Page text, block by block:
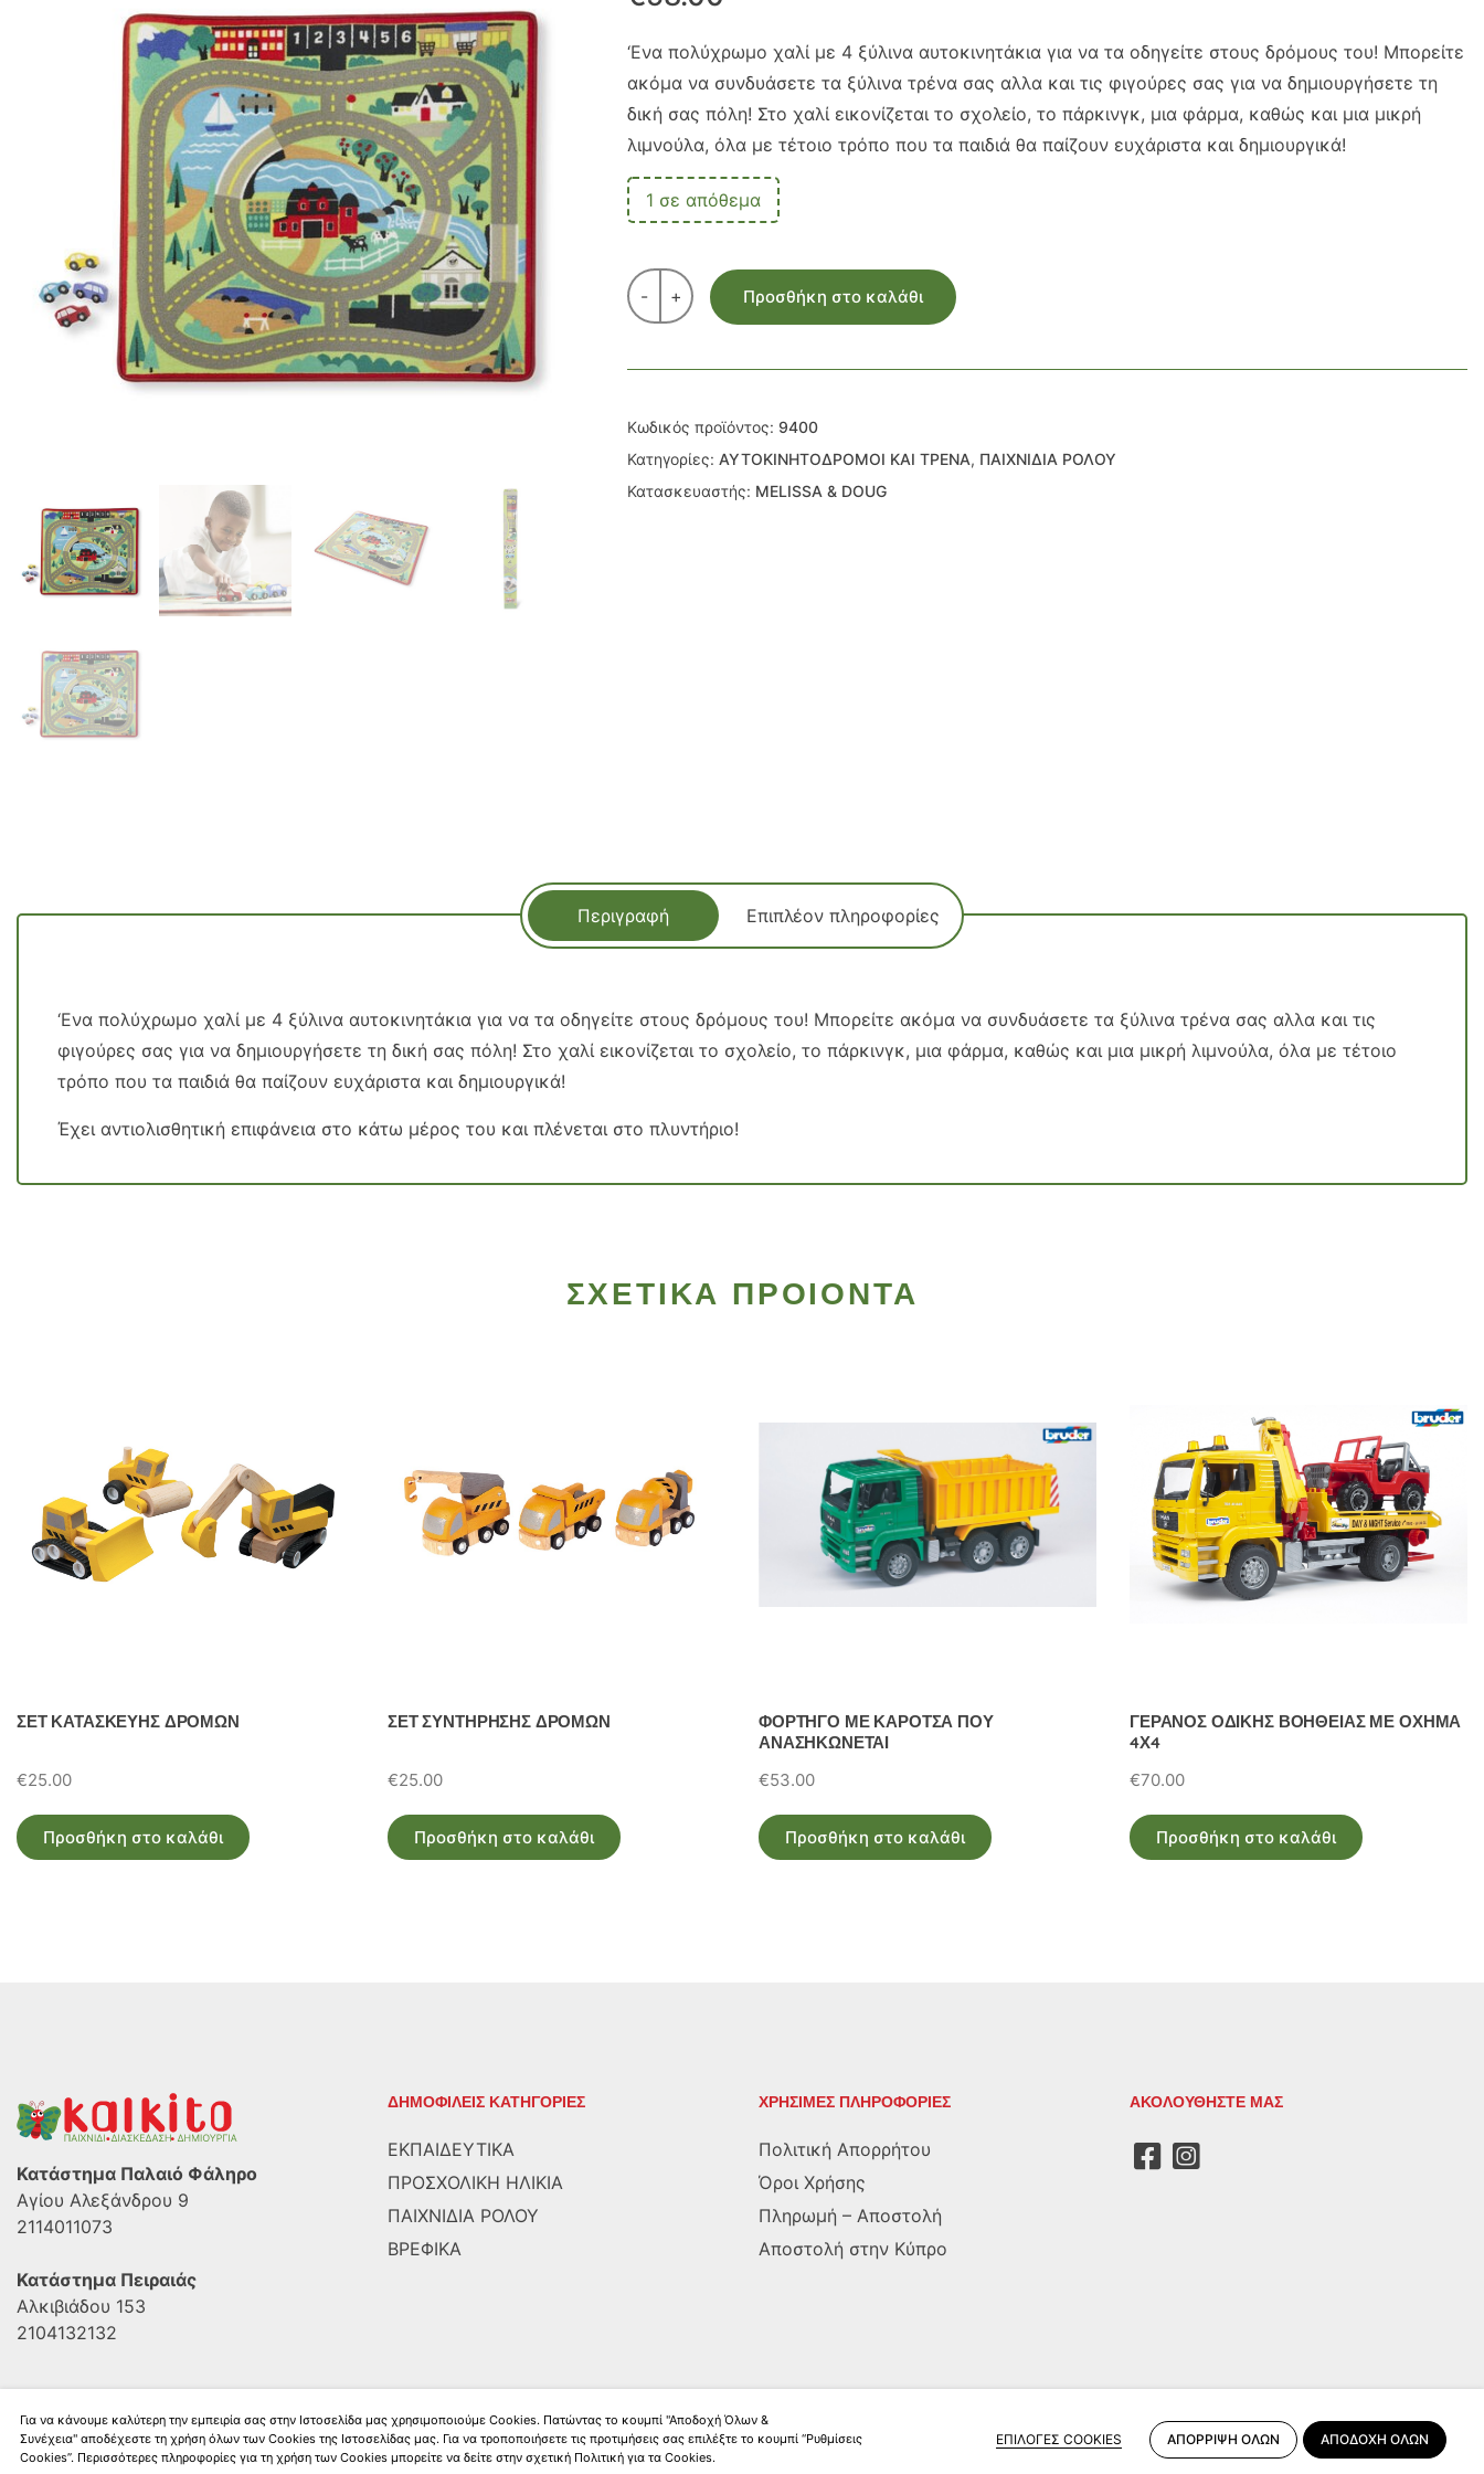
‘Ενα πολύχρωμο χαλί με 4 ξύλινα αυτοκινητάκια για να τα οδηγείτε στους δρόμους του! Μπορείτε
ακόμα να συνδυάσετε τα ξύλινα τρένα σας αλλα και τις φιγούρες σας για να δημιουργήσετε τη
δική σας πόλη! Στο χαλί εικονίζεται το σχολείο, το πάρκινγκ, μια φάρμα, καθώς και μια μικρή
λιμνούλα, όλα με τέτοιο τρόπο που τα παιδιά θα παίζουν ευχάριστα και δημιουργικά!
1 σε απόθεμα
- + Προσθήκη στο καλάθι
Κωδικός προϊόντος: 9400
Κατηγορίες: ΑΥΤΟΚΙΝΗΤΟΔΡΟΜΟΙ ΚΑΙ ΤΡΕΝΑ, ΠΑΙΧΝΙΔΙΑ ΡΟΛΟΥ
Κατασκευαστής: MELISSA & DOUG
Περιγραφή Επιπλέον πληροφορίες
‘Ενα πολύχρωμο χαλί με 4 ξύλινα αυτοκινητάκια για να τα οδηγείτε στους δρόμους του! Μπορείτε ακόμα να συνδυάσετε τα ξύλινα τρένα σας αλλα και τις
φιγούρες σας για να δημιουργήσετε τη δική σας πόλη! Στο χαλί εικονίζεται το σχολείο, το πάρκινγκ, μια φάρμα, καθώς και μια μικρή λιμνούλα, όλα με τέτοιο
τρόπο που τα παιδιά θα παίζουν ευχάριστα και δημιουργικά!
Έχει αντιολισθητική επιφάνεια στο κάτω μέρος του και πλένεται στο πλυντήριο!
ΣΧΕΤΙΚΑ ΠΡΟΙΟΝΤΑ
ΣΕΤ ΚΑΤΑΣΚΕΥΗΣ ΔΡΟΜΩΝ
€25.00
Προσθήκη στο καλάθι
ΣΕΤ ΣΥΝΤΗΡΗΣΗΣ ΔΡΟΜΩΝ
€25.00
Προσθήκη στο καλάθι
ΦΟΡΤΗΓΟ ΜΕ ΚΑΡΟΤΣΑ ΠΟΥ
ΑΝΑΣΗΚΩΝΕΤΑΙ
€53.00
Προσθήκη στο καλάθι
ΓΕΡΑΝΟΣ ΟΔΙΚΗΣ ΒΟΗΘΕΙΑΣ ΜΕ ΟΧΗΜΑ
4Χ4
€70.00
Προσθήκη στο καλάθι
Κατάστημα Παλαιό Φάληρο
Αγίου Αλεξάνδρου 9
2114011073
Κατάστημα Πειραιάς
Αλκιβιάδου 153
2104132132
ΔΗΜΟΦΙΛΕΙΣ ΚΑΤΗΓΟΡΙΕΣ
ΕΚΠΑΙΔΕΥΤΙΚΑ
ΠΡΟΣΧΟΛΙΚΗ ΗΛΙΚΙΑ
ΠΑΙΧΝΙΔΙΑ ΡΟΛΟΥ
ΒΡΕΦΙΚΑ
ΧΡΗΣΙΜΕΣ ΠΛΗΡΟΦΟΡΙΕΣ
Πολιτική Απορρήτου
Όροι Χρήσης
Πληρωμή – Αποστολή
Αποστολή στην Κύπρο
ΑΚΟΛΟΥΘΗΣΤΕ ΜΑΣ
Kalkito.gr2026 | All rights reserved
Για να κάνουμε καλύτερη την εμπειρία σας στην Ιστοσελίδα μας χρησιμοποιούμε Cookies. Πατώντας το κουμπί "Αποδοχή Όλων &
Συνέχεια" αποδέχεστε τη χρήση όλων των Cookies της Ιστοσελίδας μας. Για να τροποποιήσετε τις προτιμήσεις σας επιλέξτε το κουμπί “Ρυθμίσεις
Cookies”. Περισσότερες πληροφορίες για τη χρήση των Cookies μπορείτε να δείτε στην σχετική Πολιτική για τα Cookies.
ΕΠΙΛΟΓΕΣ COOKIES ΑΠΟΡΡΙΨΗ ΟΛΩΝ ΑΠΟΔΟΧΗ ΟΛΩΝ